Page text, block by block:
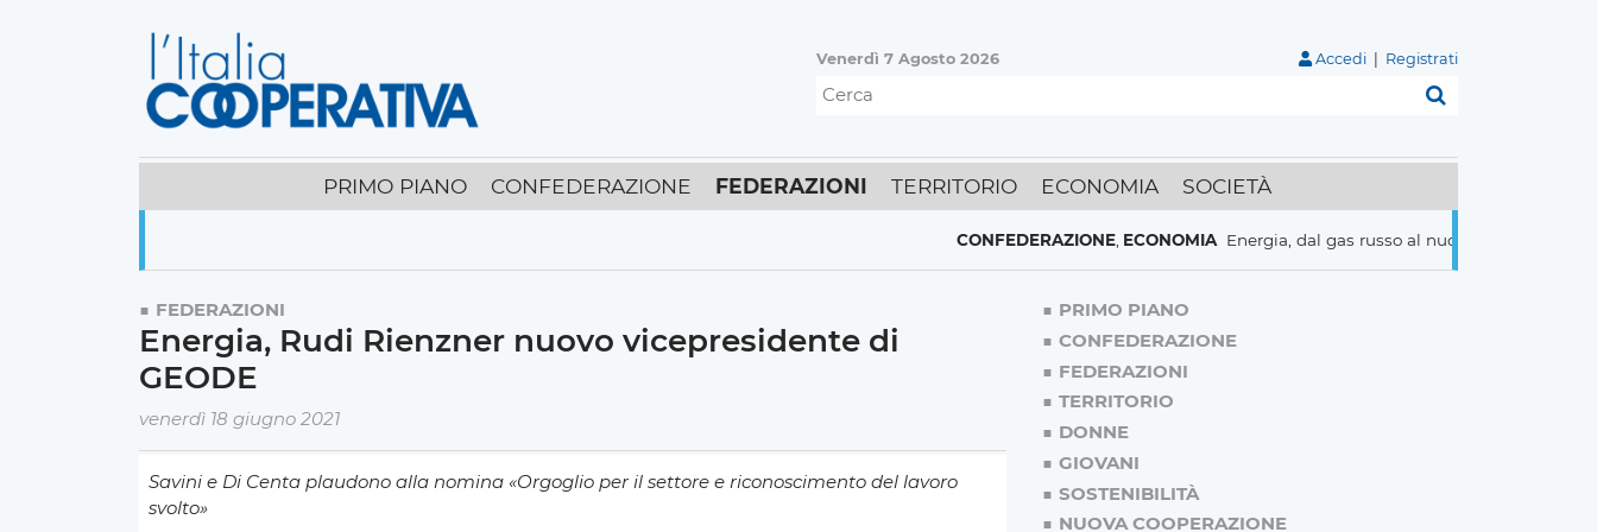
Venerdì 7 Agosto 2026 Accedi Registrati
PRIMO PIANO CONFEDERAZIONE FEDERAZIONI TERRITORIO ECONOMIA SOCIETÀ
CONFEDERAZIONE,ECONOMIA Energia, dal gas russo al nucleare italiani pronti a
FEDERAZIONI
Energia, Rudi Rienzner nuovo vicepresidente di
GEODE
venerdì 18 giugno 2021
Savini e Di Centa plaudono alla nomina «Orgoglio per il settore e riconoscimento del lavoro
svolto»
PRIMO PIANO
CONFEDERAZIONE
FEDERAZIONI
TERRITORIO
DONNE
GIOVANI
SOSTENIBILITÀ
NUOVA COOPERAZIONE